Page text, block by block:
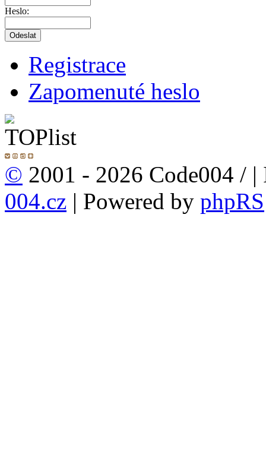
Heslo:
Registrace
Zapomenuté heslo
© 2001 - 2026 Code004 / |
004.cz | Powered by phpRS